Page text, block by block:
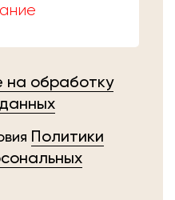
на обработку
Политики